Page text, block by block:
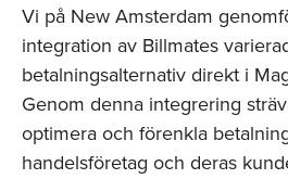
Vi på New Amsterdam
integration av Billmates
betalningsalternativ direkt i
Genom denna integrering
optimera och förenkla
handelsföretag och deras